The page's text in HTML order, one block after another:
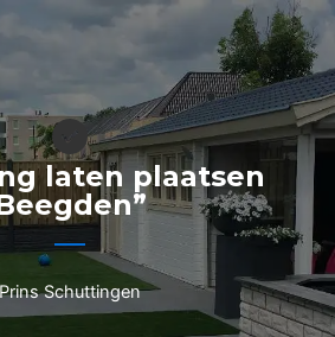
laten plaatsen
Prins Schuttingen